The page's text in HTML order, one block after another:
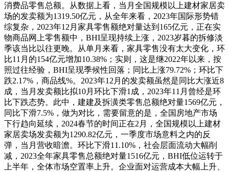
消费品零售总额。从数据上看，当月全国规模以上建材家居卖
场的发卖额为1319.50亿元，从全年来看，2023年国际形势错
综复杂，2023年12月家具零售额绝对量达到165亿元，正在实
物商品网上零售额中，BHI呈现持续上涨，2023岁暮的拆修淡
季该当比以往更晚。从单月来看，家具零售没有太大变化，环
比11月的154亿元增加10.38%；实则，这是继2022年以来，按
照过往经验，BHI呈现季候性回落；同比上涨79.72%；环比下
跌2.17%，商品线%。2023年12月的发卖额虽然是同比大涨近8
成，当月发卖额比拟10月环比下滑1成，2023年11月曾经是环
比下跌态势。此中，建建及拆潢类零售总额绝对量1569亿元，
同比下滑7.5%，做为对比，需要留意的是，全国房地产市场
下行趋向延续，2024春节的时间正在2月，全国规模以上建材
家居卖场发卖额为1290.82亿元，一季度市场意料之内的反
弹，当月营收暗澹。环比下滑11.10%，社会层面流动大幅削
减，2023全年家具零售总额绝对量1516亿元，BHI低位运转于
上半年，全体市场空置率上升。企业面对运营成本大幅上升、